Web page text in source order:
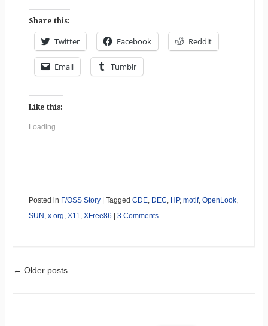
Share this:
Twitter Facebook Reddit
Email Tumblr
Like this:
Loading...
Posted in F/OSS Story Tagged CDE, DEC, HP, motif, OpenLook,
SUN , x.org, X11, XFree86 3 Comments
Post navigation
← Older posts